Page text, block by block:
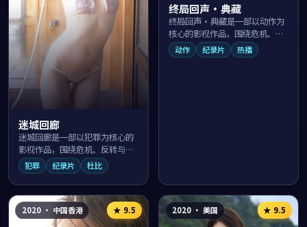
迷城回廊
迷城回廊是一部以犯罪为核心的
影视作品，围绕危机、反转与人
物成长展开，整体节奏紧凑，值
得推荐观看。
犯罪 纪录片 杜比
终局回声·典藏
终局回声·典藏是一部以动作为
核心的影视作品，围绕危机、反
转与人物成长展开，整体节奏紧
凑，值得推荐观看。
动作 纪录片 热播
2020· 中国香港 ★ 9.5 2020· 美国 ★ 9.5